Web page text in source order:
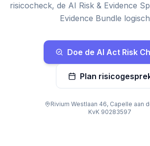
risicocheck, de AI Risk & Evidence
Evidence Bundle
Doe de AI Act Risk
Plan
Rivium Westlaan 46, Capelle aan
KvK 90283597